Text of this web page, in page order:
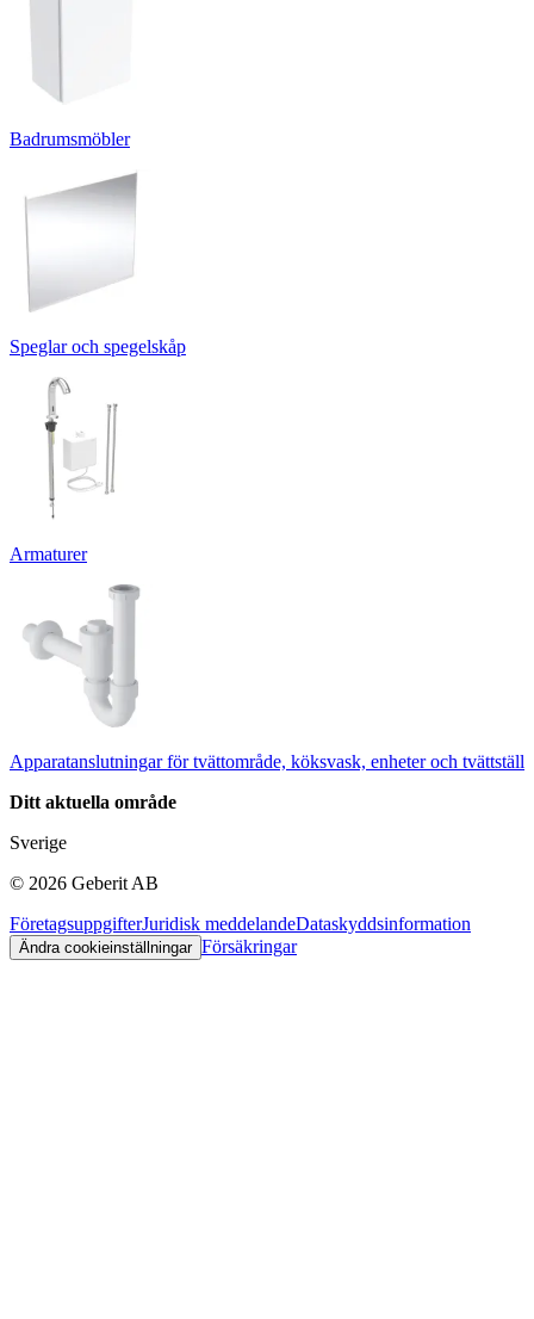
Badrumsmöbler
Speglar och spegelskåp
Armaturer
Apparatanslutningar för tvättområde, köksvask, enheter och tvättställ
Ditt aktuella område
Sverige
© 2026 Geberit AB
FöretagsuppgifterJuridisk meddelandeDataskyddsinformation
Ändra cookieinställningar Försäkringar